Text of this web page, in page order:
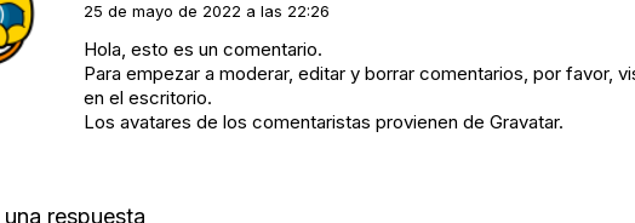
25 de mayo de 2022 a las 22:26
Hola, esto es un comentario.
Para empezar a moderar, editar y borrar comentarios, por favor,
en el escritorio.
Los avatares de los comentaristas provienen de Gravatar.
una respuesta